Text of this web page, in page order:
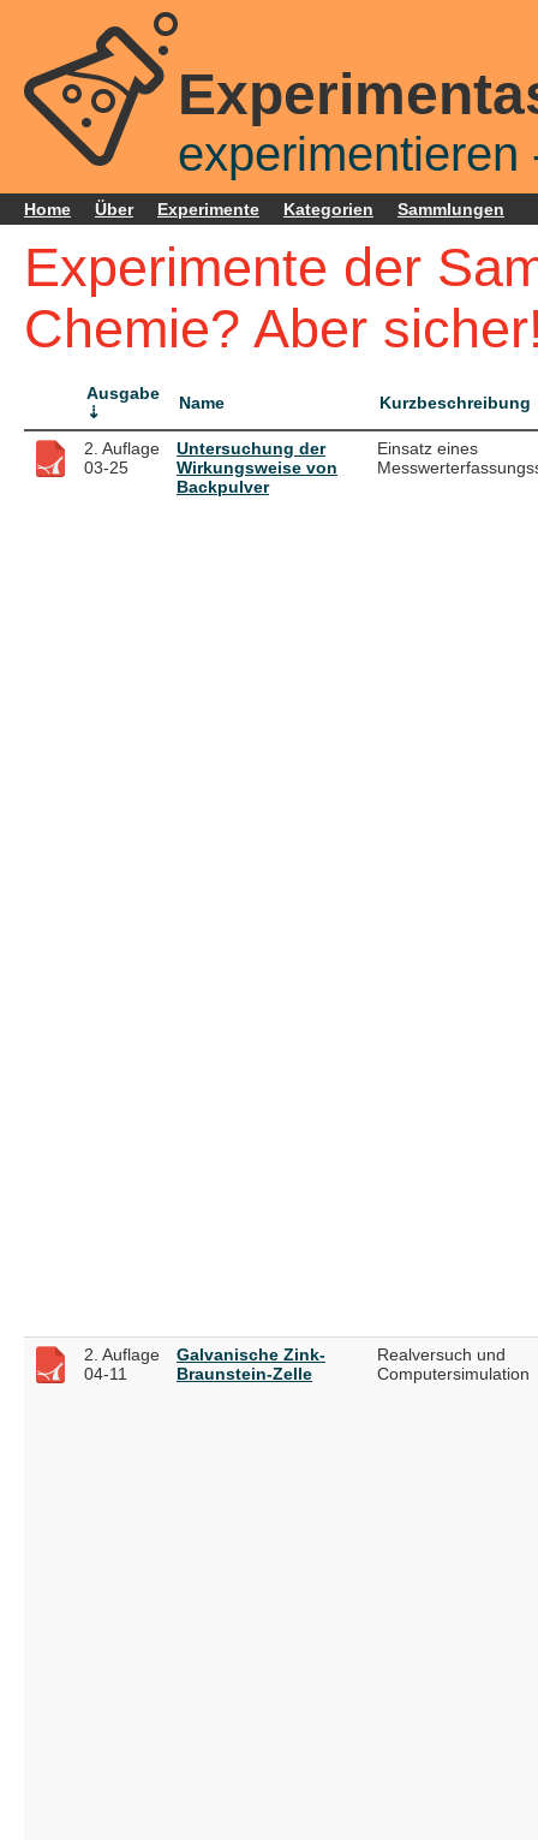
experimentieren
Home Über Experimente Kategorien Sammlungen
Experimente der
Chemie? Aber
Ausgabe Name Kurzbeschreibung
2. Auflage
03-25
Untersuchung der
Wirkungsweise von
Backpulver
Einsatz eines
2. Auflage
04-11
Galvanische Zink-
Braunstein-Zelle
Realversuch und
Computersimulation